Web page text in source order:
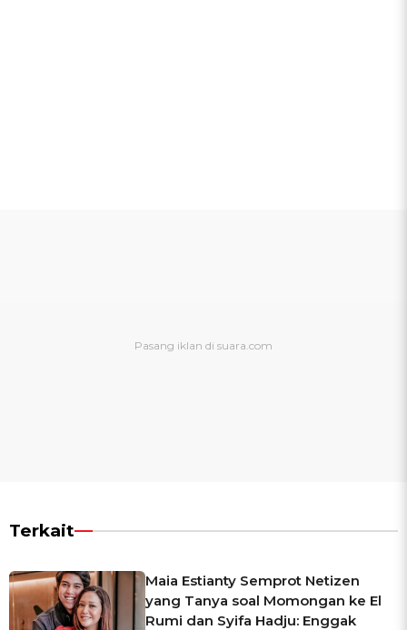
Terkait
Maia Estianty Semprot Netizen
yang Tanya soal Momongan ke El
Rumi dan Syifa Hadju: Enggak